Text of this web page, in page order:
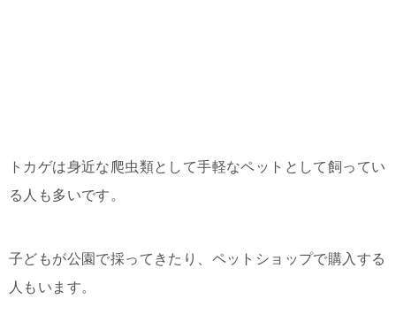
トカゲは身近な爬虫類として手軽なペットとして飼ってい
る人も多いです。
子どもが公園で採ってきたり、ペットショップで購入する
人もいます。